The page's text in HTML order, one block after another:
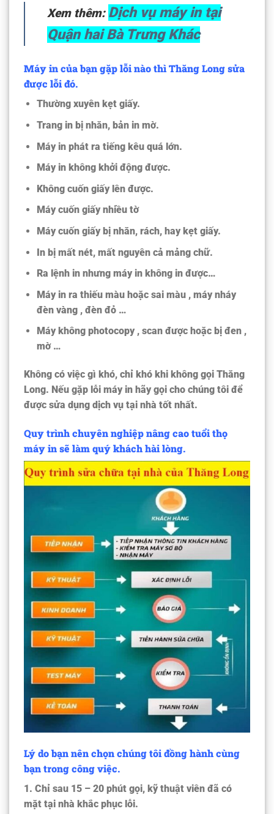
Xem thêm: Dịch vụ máy in tại
Quận hai Bà Trưng Khác
Máy in của bạn gặp lỗi nào thì Thăng Long sửa
được lỗi đó.
Thường xuyên kẹt giấy.
Trang in bị nhăn, bản in mờ.
Máy in phát ra tiếng kêu quá lớn.
Máy in không khởi động được.
Không cuốn giấy lên được.
Máy cuốn giấy nhiều tờ
Máy cuốn giấy bị nhăn, rách, hay kẹt giấy.
In bị mất nét, mất nguyên cả mảng chữ.
Ra lệnh in nhưng máy in không in được…
Máy in ra thiếu màu hoặc sai màu , máy nháy
đèn vàng , đèn đỏ …
Máy không photocopy , scan được hoặc bị đen ,
mờ …
Không có việc gì khó, chỉ khó khi không gọi Thăng
Long. Nếu gặp lỗi máy in hãy gọi cho chúng tôi để
được sửa dụng dịch vụ tại nhà tốt nhất.
Quy trình chuyên nghiệp nâng cao tuổi thọ
máy in sẽ làm quý khách hài lòng.
Lý do bạn nên chọn chúng tôi đồng hành cùng
bạn trong công việc.
1. Chỉ sau 15 – 20 phút gọi, kỹ thuật viên đã có
mặt tại nhà khắc phục lỗi.